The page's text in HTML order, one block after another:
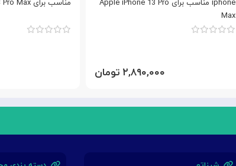
مناسب برای Apple iPhone 13 Pro Max
iphone مناسب برای Apple iPhone 13 Pro
Max
۲,۸۹۰,۰۰۰ تومان